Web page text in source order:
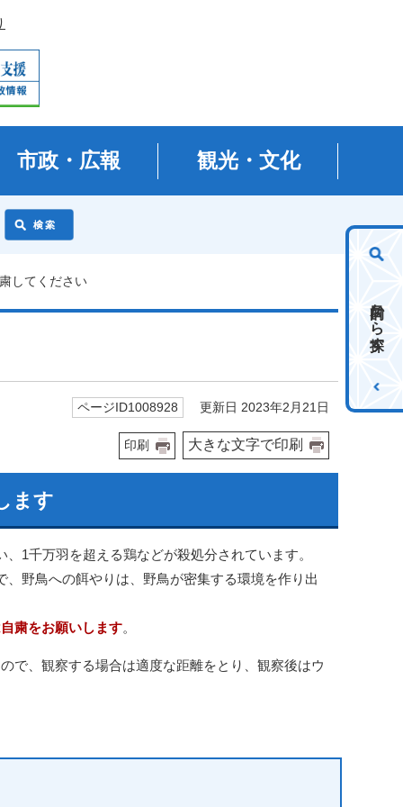
市政・広報 観光・文化
目的から探す
してください
ページID1008928 更新日 2023年2月21日
印刷 大きな文字で印刷
ます
1千万羽を超える鶏などが殺処分されています。
野鳥への餌やりは、野鳥が密集する環境を作り出
粛をお願いします。
で、観察する場合は適度な距離をとり、観察後はウ